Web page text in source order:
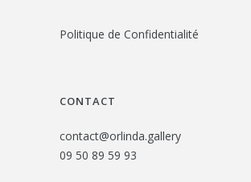
Politique de Confidentialité
CONTACT
contact@orlinda.gallery
09 50 89 59 93